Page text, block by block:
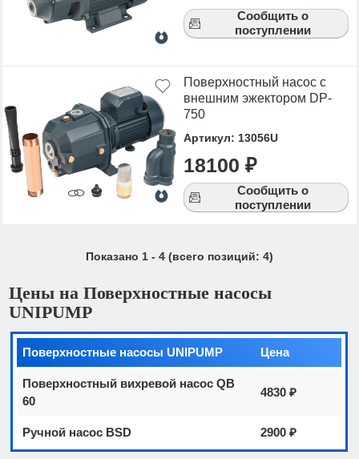
Сообщить о
поступлении
Поверхностный насос с
внешним эжектором DP-
750
Артикул: 13056U
18100 ₽
Сообщить о
поступлении
Показано 1 - 4 (всего позиций: 4)
Цены на Поверхностные насосы
UNIPUMP
Поверхностные насосы UNIPUMP Цена
Поверхностный вихревой насос QB
60
4830 ₽
Ручной насос BSD 2900 ₽